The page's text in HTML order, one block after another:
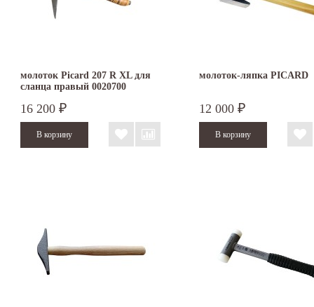
молоток Picard 207 R XL для
сланца правый 0020700
16 200 ₽
молоток-ляпка PICARD
12 000 ₽